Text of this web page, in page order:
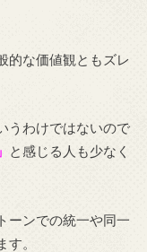
的な価値観ともズレ
うわけではないので
と感じる人も少なく
ーンでの統一や同一
。